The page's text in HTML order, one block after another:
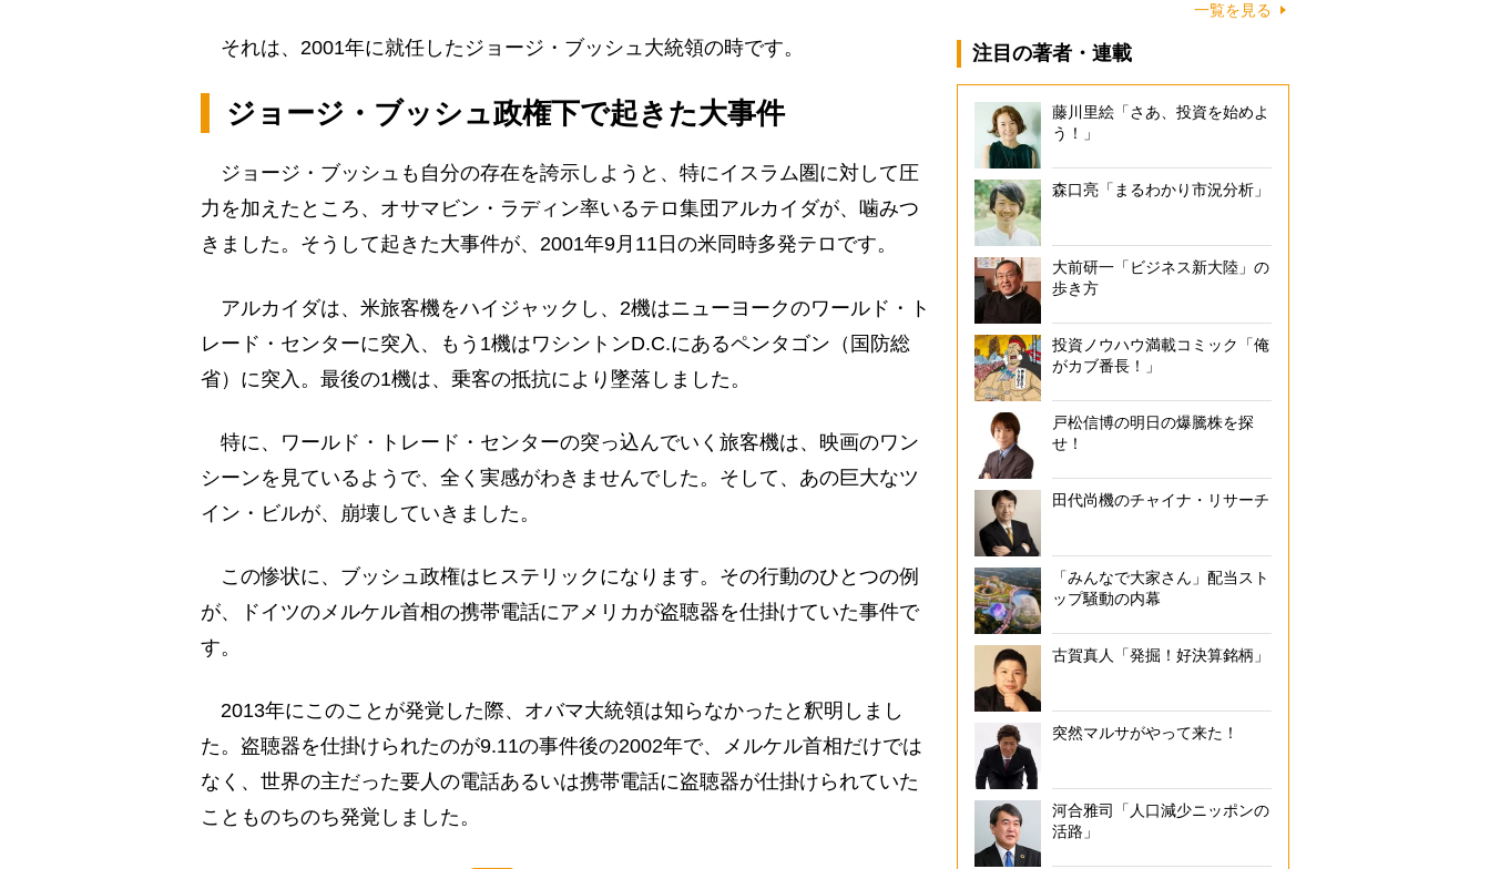
それは、2001年に就任したジョージ・ブッシュ大統領の時です。
ジョージ・ブッシュ政権下で起きた大事件
ジョージ・ブッシュも自分の存在を誇示しようと、特にイスラム圏に対して圧
力を加えたところ、オサマビン・ラディン率いるテロ集団アルカイダが、噛みつ
きました。そうして起きた大事件が、2001年9月11日の米同時多発テロです。
アルカイダは、米旅客機をハイジャックし、2機はニューヨークのワールド・ト
レード・センターに突入、もう1機はワシントンD.C.にあるペンタゴン（国防総
省）に突入。最後の1機は、乗客の抵抗により墜落しました。
特に、ワールド・トレード・センターの突っ込んでいく旅客機は、映画のワン
シーンを見ているようで、全く実感がわきませんでした。そして、あの巨大なツ
イン・ビルが、崩壊していきました。
この惨状に、ブッシュ政権はヒステリックになります。その行動のひとつの例
が、ドイツのメルケル首相の携帯電話にアメリカが盗聴器を仕掛けていた事件で
す。
2013年にこのことが発覚した際、オバマ大統領は知らなかったと釈明しまし
た。盗聴器を仕掛けられたのが9.11の事件後の2002年で、メルケル首相だけでは
なく、世界の主だった要人の電話あるいは携帯電話に盗聴器が仕掛けられていた
ことものちのち発覚しました。
一覧を見る
注目の著者・連載
藤川里絵「さあ、投資を始めよ
う！」
森口亮「まるわかり市況分析」
大前研一「ビジネス新大陸」の
歩き方
投資ノウハウ満載コミック「俺
がカブ番長！」
戸松信博の明日の爆騰株を探
せ！
田代尚機のチャイナ・リサーチ
「みんなで大家さん」配当スト
ップ騒動の内幕
古賀真人「発掘！好決算銘柄」
突然マルサがやって来た！
河合雅司「人口減少ニッポンの
活路」